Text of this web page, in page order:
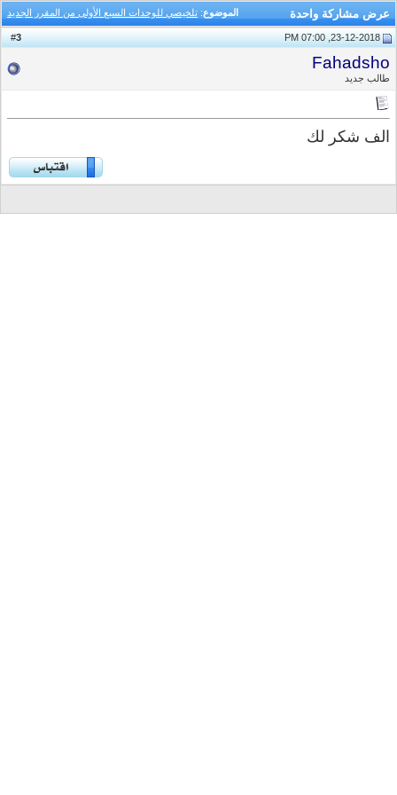
الموضوع: تلخيصي للوحدات السبع الأولى من المقرر الجديد عرض مشاركة واحدة
3
Fahadsho
طالب جديد
الف شكر لك